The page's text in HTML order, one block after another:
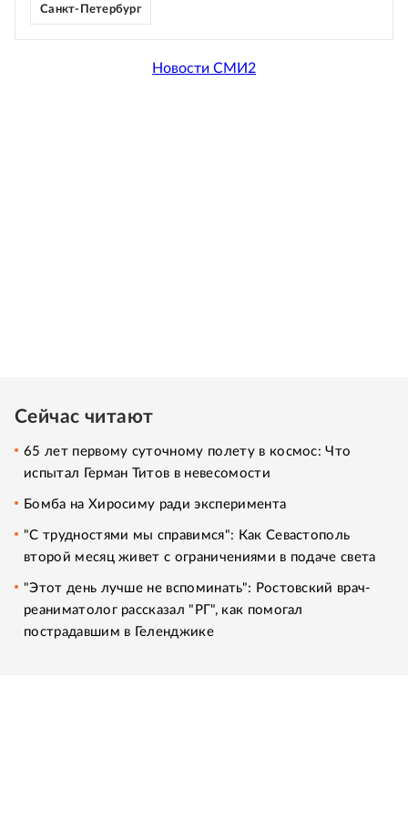
Санкт-Петербург
Новости СМИ2
Сейчас читают
65 лет первому суточному полету в космос: Что
испытал Герман Титов в невесомости
Бомба на Хиросиму ради эксперимента
"С трудностями мы справимся": Как Севастополь
второй месяц живет с ограничениями в подаче света
"Этот день лучше не вспоминать": Ростовский врач-
реаниматолог рассказал "РГ", как помогал
пострадавшим в Геленджике